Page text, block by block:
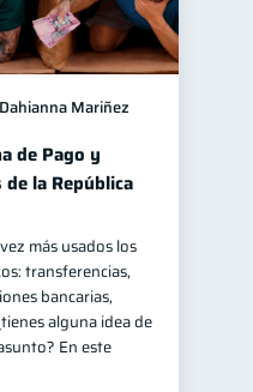
1
1
1
Dahianna Mariñez
de Pago y
la República
más usados los
transferencias,
bancarias,
alguna idea de
En este